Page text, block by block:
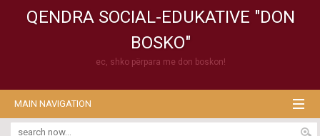
QENDRA SOCIAL-EDUKATIVE "DON
BOSKO"
ec, shko përpara me don boskon!
MAIN NAVIGATION